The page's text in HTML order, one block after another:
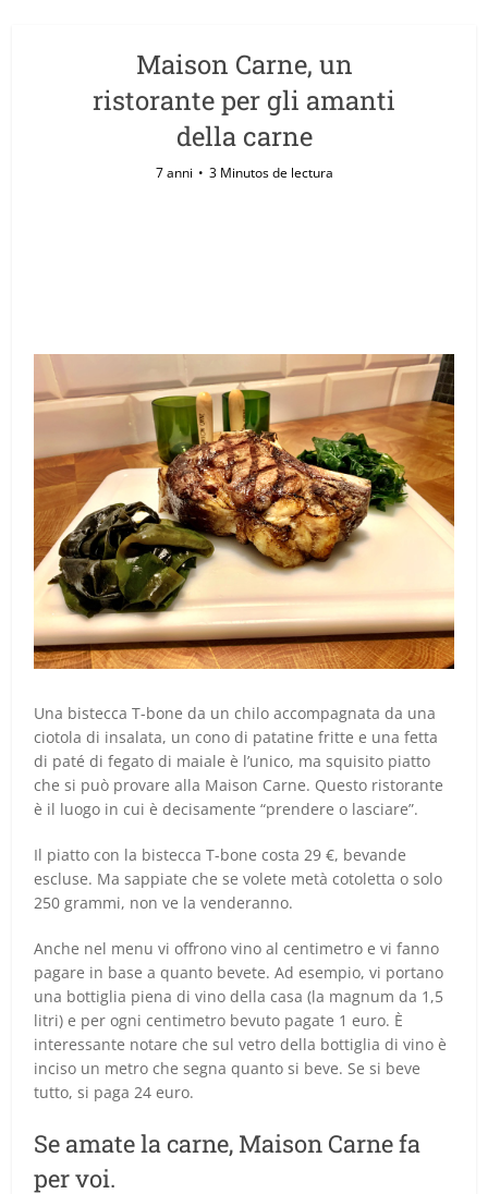
Maison Carne, un
ristorante per gli amanti
della carne
7 anni 3 Minutos de lectura
Una bistecca T-bone da un chilo accompagnata da una
ciotola di insalata, un cono di patatine fritte e una fetta
di paté di fegato di maiale è l’unico, ma squisito piatto
che si può provare alla Maison Carne. Questo ristorante
è il luogo in cui è decisamente “prendere o lasciare”.
Il piatto con la bistecca T-bone costa 29 €, bevande
escluse. Ma sappiate che se volete metà cotoletta o solo
250 grammi, non ve la venderanno.
Anche nel menu vi offrono vino al centimetro e vi fanno
pagare in base a quanto bevete. Ad esempio, vi portano
una bottiglia piena di vino della casa (la magnum da 1,5
litri) e per ogni centimetro bevuto pagate 1 euro. È
interessante notare che sul vetro della bottiglia di vino è
inciso un metro che segna quanto si beve. Se si beve
tutto, si paga 24 euro.
Se amate la carne, Maison Carne fa
per voi.